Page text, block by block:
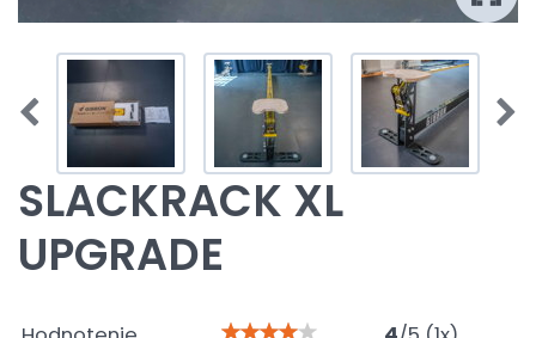
SLACKRACK XL
UPGRADE